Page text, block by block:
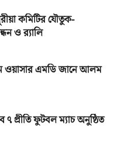
কমিটির যৌতুক-
ও র‌্যালি
ওয়াসার এমডি জানে আলম
৭ প্রীতি ফুটবল ম্যাচ অনুষ্ঠিত